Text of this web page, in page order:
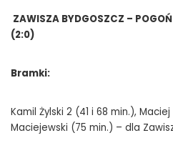
ZAWISZA BYDGOSZCZ –
(2:0)
Bramki:
Kamil Żylski 2 (41 i 68 min.),
Maciejewski (75 min.) – dla